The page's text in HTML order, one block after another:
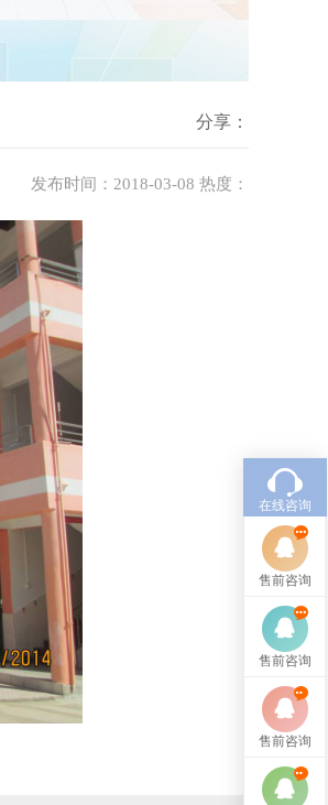
分享：
发布时间：2018-03-08 热度：
在线咨询
售前咨询
售前咨询
售前咨询